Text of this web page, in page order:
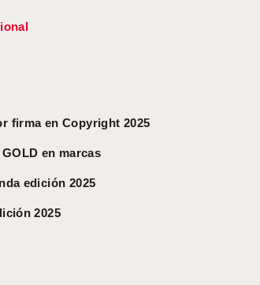
firma en Copyright 2025
en marcas
edición 2025
2025